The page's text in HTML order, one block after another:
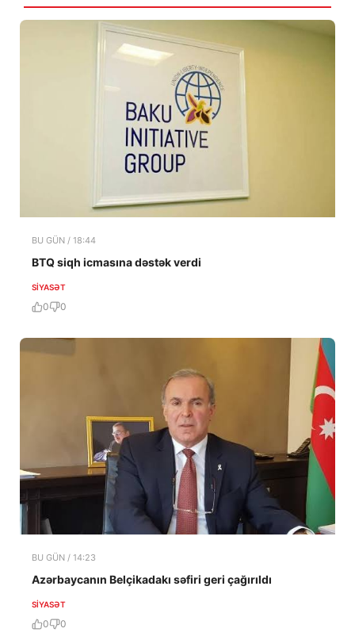
BU GÜN / 18:44
BTQ siqh icmasına dəstək verdi
SIYASƏT
0 0
BU GÜN / 14:23
Azərbaycanın Belçikadakı səfiri geri çağırıldı
SIYASƏT
0 0